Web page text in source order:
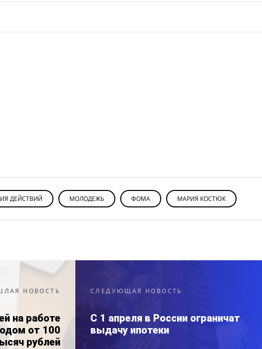
ДЕЙСТВИЙ МОЛОДЕЖЬ ФОМА МАРИЯ КОСТЮК
НОВОСТЬ
на работе
от 100
рублей
СЛЕДУЮЩАЯ НОВОСТЬ
С 1 апреля в России ограничат
выдачу ипотеки